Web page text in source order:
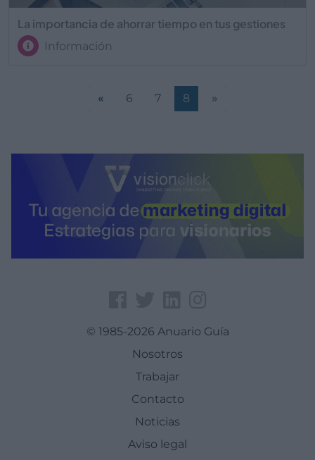
La importancia de ahorrar tiempo en tus gestiones
Información
« 6 7 8 »
© 1985-2026 Anuario Guía
Nosotros
Trabajar
Contacto
Noticias
Aviso legal